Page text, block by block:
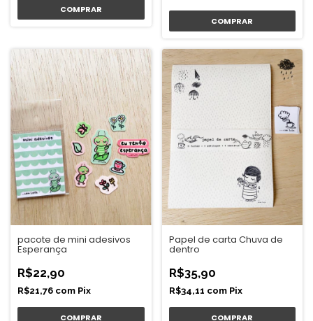
pacote de mini adesivos
Esperança
R$22,90
R$21,76 com Pix
Papel de carta Chuva de
dentro
R$35,90
R$34,11 com Pix